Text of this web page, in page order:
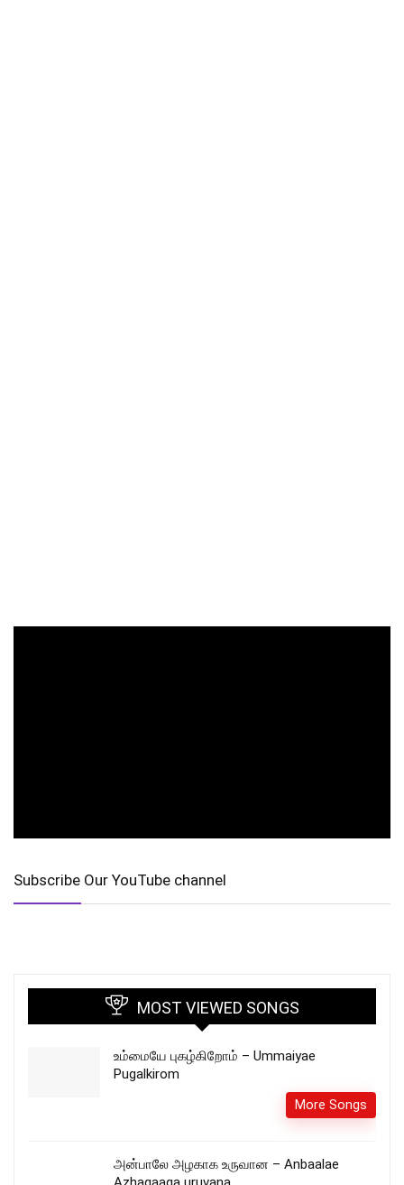
Subscribe Our YouTube channel
MOST VIEWED SONGS
உம்மையே புகழ்கிறோம் – Ummaiyae
Pugalkirom
More Songs
அன்பாலே அழகாக உருவான – Anbaalae